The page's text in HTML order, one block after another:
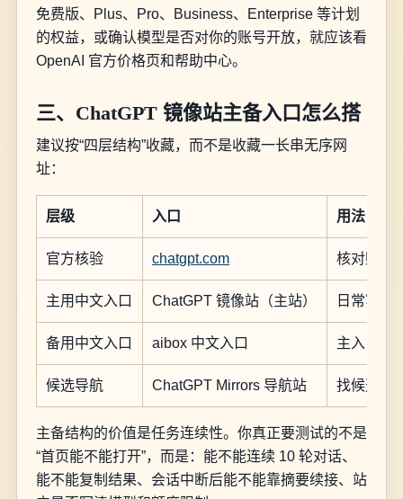
免费版、Plus、Pro、Business、Enterprise 等计划
的权益，或确认模型是否对你的账号开放，就应该看
OpenAI 官方价格页和帮助中心。
三、ChatGPT 镜像站主备入口怎么搭
建议按“四层结构”收藏，而不是收藏一长串无序网
址：
层级 入口 用法
官方核验 chatgpt.com 核对账号
主用中文入口 ChatGPT 镜像站（主站） 日常写作
备用中文入口 aibox 中文入口 主入口超
候选导航 ChatGPT Mirrors 导航站 找候选入
主备结构的价值是任务连续性。你真正要测试的不是
“首页能不能打开”，而是：能不能连续 10 轮对话、
能不能复制结果、会话中断后能不能靠摘要续接、站